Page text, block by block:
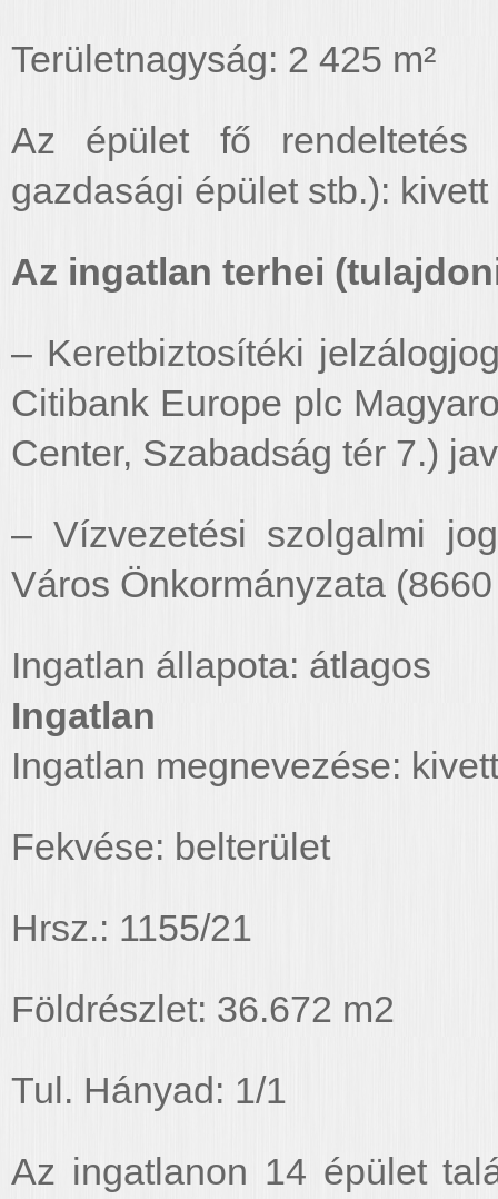
Területnagyság: 2 425 m²
Az épület fő rendeltetés
gazdasági épület stb.): kivett
Az ingatlan terhei
– Keretbiztosítéki
Citibank Europe plc
Center, Szabadság tér 7.)
– Vízvezetési szolgalmi
Város Önkormányzata
Ingatlan állapota: átlagos
Ingatlan
Ingatlan megnevezése:
Fekvése: belterület
Hrsz.: 1155/21
Földrészlet: 36.672 m2
Tul. Hányad: 1/1
Az ingatlanon 14 épület